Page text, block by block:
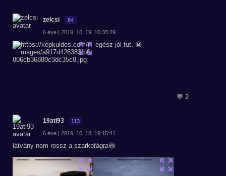
zelcsi 84
6 éve | 2019. 10. 19. 10:35:29
egész jól fut. 😀
💬 2
19ati93 113
6 éve | 2019. 10. 18. 19:15:41
látvány nem rossz a szarkofágra😃